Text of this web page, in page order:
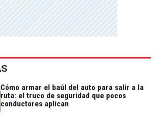
Cómo armar el baúl del auto para salir a la
ruta: el truco de seguridad que pocos
conductores aplican